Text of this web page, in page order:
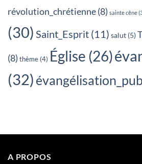
révolution_chrétienne(8) sainte cêne
(30) Saint_Esprit (11) salut (5)
(8) thème (4) Église (26)
(32)
A PROPOS